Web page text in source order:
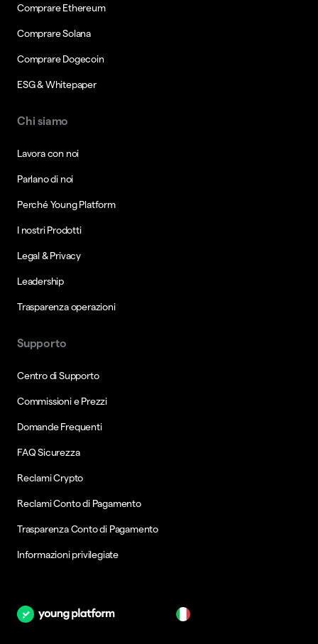
Comprare Ethereum
Comprare Solana
Comprare Dogecoin
ESG & Whitepaper
Chi siamo
Lavora con noi
Parlano di noi
Perché Young Platform
I nostri Prodotti
Legal & Privacy
Leadership
Trasparenza operazioni
Supporto
Centro di Supporto
Commissioni e Prezzi
Domande Frequenti
FAQ Sicurezza
Reclami Crypto
Reclami Conto di Pagamento
Trasparenza Conto di Pagamento
Informazioni privilegiate